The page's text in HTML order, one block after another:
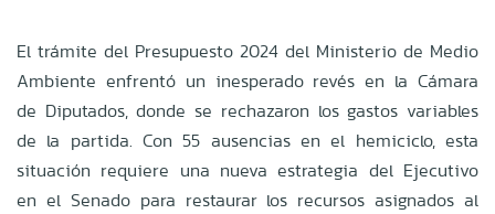
El trámite del Presupuesto 2024 del Ministerio de Medio
Ambiente enfrentó un inesperado revés en la Cámara
de Diputados, donde se rechazaron los gastos variables
de la partida. Con 55 ausencias en el hemiciclo, esta
situación requiere una nueva estrategia del Ejecutivo
en el Senado para restaurar los recursos asignados al